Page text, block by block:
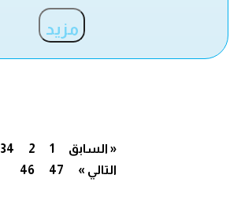
مزيد
« السابق 1
2
34
46
47 التالي »